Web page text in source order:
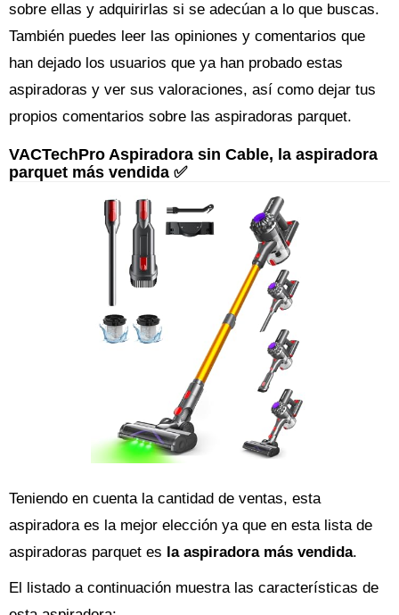
sobre ellas y adquirirlas si se adecúan a lo que buscas.
También puedes leer las opiniones y comentarios que
han dejado los usuarios que ya han probado estas
aspiradoras y ver sus valoraciones, así como dejar tus
propios comentarios sobre las aspiradoras parquet.
VACTechPro Aspiradora sin Cable, la aspiradora
parquet más vendida ✅
Teniendo en cuenta la cantidad de ventas, esta
aspiradora es la mejor elección ya que en esta lista de
aspiradoras parquet es la aspiradora más vendida.
El listado a continuación muestra las características de